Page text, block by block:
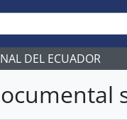
DEL ECUADOR